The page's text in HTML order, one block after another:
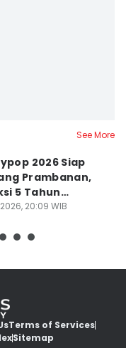
See More
2026 Siap
Prambanan,
5 Tahun
20:09 WIB
Terms of Services
Sitemap